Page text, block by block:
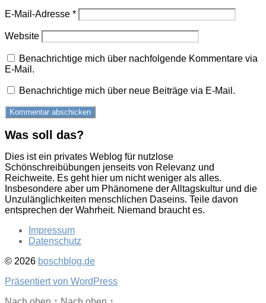
E-Mail-Adresse *
Website
Benachrichtige mich über nachfolgende Kommentare via
E-Mail.
Benachrichtige mich über neue Beiträge via E-Mail.
Was soll das?
Dies ist ein privates Weblog für nutzlose
Schönschreibübungen jenseits von Relevanz und
Reichweite. Es geht hier um nicht weniger als alles.
Insbesondere aber um Phänomene der Alltagskultur und die
Unzulänglichkeiten menschlichen Daseins. Teile davon
entsprechen der Wahrheit. Niemand braucht es.
Impressum
Datenschutz
© 2026 boschblog.de
Präsentiert von WordPress